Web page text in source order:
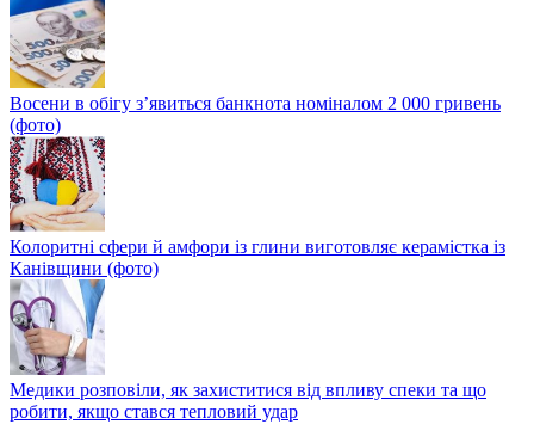
Восени в обігу з’явиться банкнота номіналом 2 000 гривень
(фото)
Колоритні сфери й амфори із глини виготовляє керамістка із
Канівщини (фото)
Медики розповіли, як захиститися від впливу спеки та що
робити, якщо стався тепловий удар